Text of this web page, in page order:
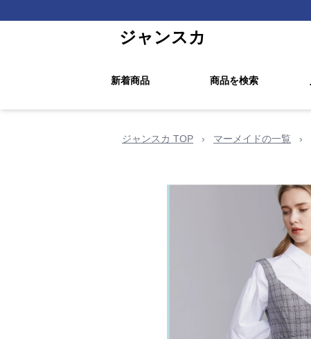
ジャンスカ
新着商品 商品を検索
ジャンスカ TOP › マーメイドの一覧 ›